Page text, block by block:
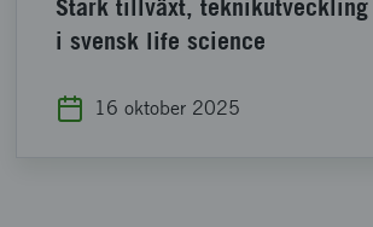
Stark tillväxt, teknikutveckling
i svensk life science
16 oktober 2025